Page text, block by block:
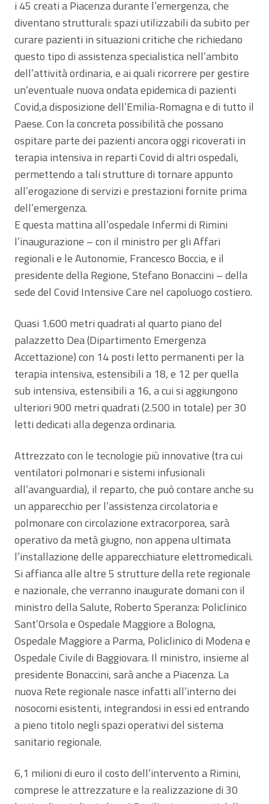
i 45 creati a Piacenza durante l’emergenza, che
diventano strutturali: spazi utilizzabili da subito per
curare pazienti in situazioni critiche che richiedano
questo tipo di assistenza specialistica nell’ambito
dell’attività ordinaria, e ai quali ricorrere per gestire
un’eventuale nuova ondata epidemica di pazienti
Covid,a disposizione dell’Emilia-Romagna e di tutto il
Paese. Con la concreta possibilità che possano
ospitare parte dei pazienti ancora oggi ricoverati in
terapia intensiva in reparti Covid di altri ospedali,
permettendo a tali strutture di tornare appunto
all’erogazione di servizi e prestazioni fornite prima
dell’emergenza.
E questa mattina all’ospedale Infermi di Rimini
l’inaugurazione – con il ministro per gli Affari
regionali e le Autonomie, Francesco Boccia, e il
presidente della Regione, Stefano Bonaccini – della
sede del Covid Intensive Care nel capoluogo costiero.
Quasi 1.600 metri quadrati al quarto piano del
palazzetto Dea (Dipartimento Emergenza
Accettazione) con 14 posti letto permanenti per la
terapia intensiva, estensibili a 18, e 12 per quella
sub intensiva, estensibili a 16, a cui si aggiungono
ulteriori 900 metri quadrati (2.500 in totale) per 30
letti dedicati alla degenza ordinaria.
Attrezzato con le tecnologie più innovative (tra cui
ventilatori polmonari e sistemi infusionali
all’avanguardia), il reparto, che può contare anche su
un apparecchio per l’assistenza circolatoria e
polmonare con circolazione extracorporea, sarà
operativo da metà giugno, non appena ultimata
l’installazione delle apparecchiature elettromedicali.
Si affianca alle altre 5 strutture della rete regionale
e nazionale, che verranno inaugurate domani con il
ministro della Salute, Roberto Speranza: Policlinico
Sant’Orsola e Ospedale Maggiore a Bologna,
Ospedale Maggiore a Parma, Policlinico di Modena e
Ospedale Civile di Baggiovara. Il ministro, insieme al
presidente Bonaccini, sarà anche a Piacenza. La
nuova Rete regionale nasce infatti all’interno dei
nosocomi esistenti, integrandosi in essi ed entrando
a pieno titolo negli spazi operativi del sistema
sanitario regionale.
6,1 milioni di euro il costo dell’intervento a Rimini,
comprese le attrezzature e la realizzazione di 30